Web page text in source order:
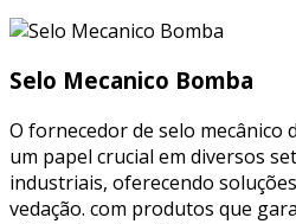
Selo Mecanico Bomba
O fornecedor de selo mecânico
um papel crucial em diversos
industriais, oferecendo
vedação. com produtos que